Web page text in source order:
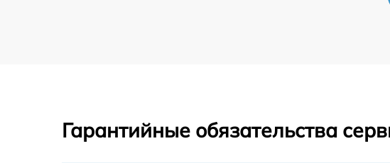
Гарантийные обязательства